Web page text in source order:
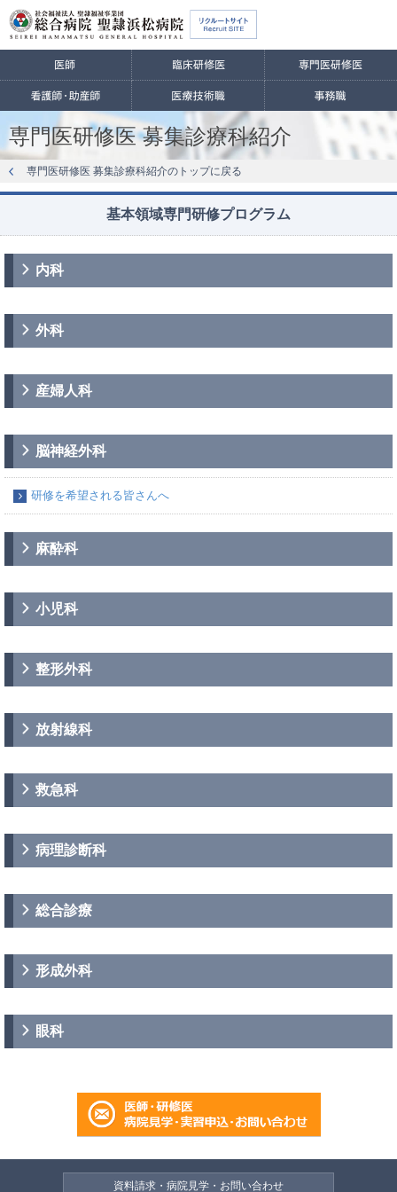
専門医研修医 募集診療科紹介
専門医研修医 募集診療科紹介のトップに戻る
基本領域専門研修プログラム
内科
外科
産婦人科
脳神経外科
研修を希望される皆さんへ
麻酔科
小児科
整形外科
放射線科
救急科
病理診断科
総合診療
形成外科
眼科
資料請求・病院見学・お問い合わせ